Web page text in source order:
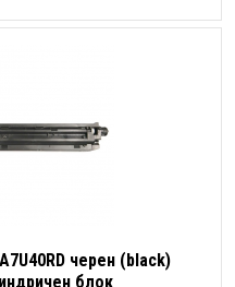
черен (black)
блок